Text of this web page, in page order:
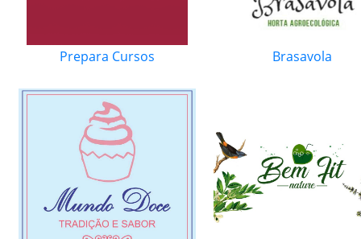
Prepara Cursos Brasavola